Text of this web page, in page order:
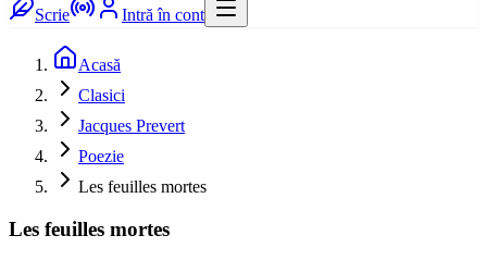
Scrie Intră în cont
Acasă
Clasici
Jacques Prevert
Poezie
Les feuilles mortes
Les feuilles mortes